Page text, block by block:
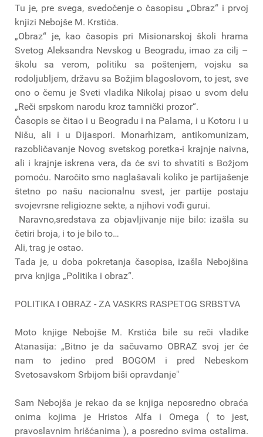
Tu je, pre svega, svedočenje o časopisu „Obraz“ i prvoj
knjizi Nebojše M. Krstića.
„Obraz“ je, kao časopis pri Misionarskoj školi hrama
Svetog Aleksandra Nevskog u Beogradu, imao za cilj –
školu sa verom, politiku sa poštenjem, vojsku sa
rodoljubljem, državu sa Božjim blagoslovom, to jest, sve
ono o čemu je Sveti vladika Nikolaj pisao u svom delu
„Reči srpskom narodu kroz tamnički prozor“.
Časopis se čitao i u Beogradu i na Palama, i u Kotoru i u
Nišu, ali i u Dijaspori. Monarhizam, antikomunizam,
razobličavanje Novog svetskog poretka-i krajnje naivna,
ali i krajnje iskrena vera, da će svi to shvatiti s Božjom
pomoću. Naročito smo naglašavali koliko je partijašenje
štetno po našu nacionalnu svest, jer partije postaju
svojevrsne religiozne sekte, a njihovi vođi gurui.
Naravno,sredstava za objavljivanje nije bilo: izašla su
četiri broja, i to je bilo to…
Ali, trag je ostao.
Tada je, u doba pokretanja časopisa, izašla Nebojšina
prva knjiga „Politika i obraz“.
POLITIKA I OBRAZ - ZA VASKRS RASPETOG SRBSTVA
Moto knjige Nebojše M. Krstića bile su reči vladike
Atanasija: „Bitno je da sačuvamo OBRAZ svoj jer će
nam to jedino pred BOGOM i pred Nebeskom
Svetosavskom Srbijom biši opravdanje"
Sam Nebojša je rekao da se knjiga neposredno obraća
onima kojima je Hristos Alfa i Omega ( to jest,
pravoslavnim hrišćanima ), a posredno svima ostalima.